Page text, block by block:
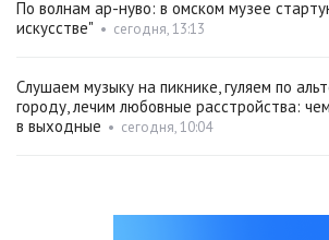
По волнам ар-нуво: в омском музее
искусстве" • сегодня, 13:13
Слушаем музыку на пикнике, гуляем по
городу, лечим любовные расстройства:
в выходные • сегодня, 10:04